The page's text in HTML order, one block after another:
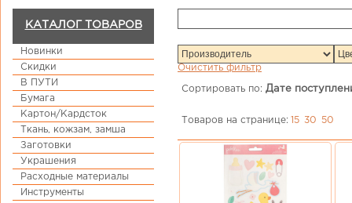
КАТАЛОГ ТОВАРОВ
Новинки
Скидки
В ПУТИ
Бумага
Картон/Кардсток
Ткань, кожзам, замша
Заготовки
Украшения
Расходные материалы
Инструменты
Очистить фильтр
Сортировать по: Дате
Товаров на странице: 15 30 50